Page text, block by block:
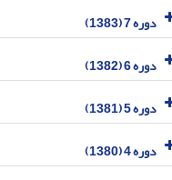
دوره 7 (1383)
دوره 6 (1382)
دوره 5 (1381)
دوره 4 (1380)